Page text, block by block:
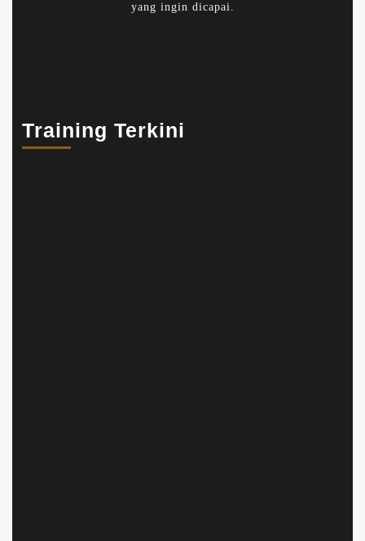
yang ingin dicapai.
Training Terkini